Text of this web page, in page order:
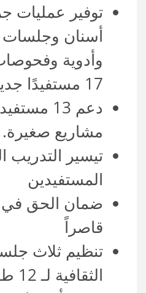
توفير عمليات
أسنان وجلسات
وأدوية
17 مستفيدًا جديدًا
دعم 13
مشاريع صغيرة.
المستفيدين
قاصراً
تنظيم ثلاث
الثقافية لـ 12 طفلاً.